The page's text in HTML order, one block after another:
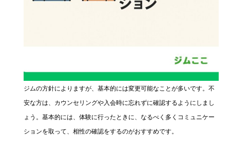
ジムの方針によりますが、基本的には変更可能なことが多いです。不
安な方は、カウンセリングや入会時に忘れずに確認するようにしまし
ょう。基本的には、体験に行ったときに、なるべく多くコミュニケー
ションを取って、相性の確認をするのがおすすめです。